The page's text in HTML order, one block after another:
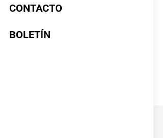
CONTACTO
BOLETÍN